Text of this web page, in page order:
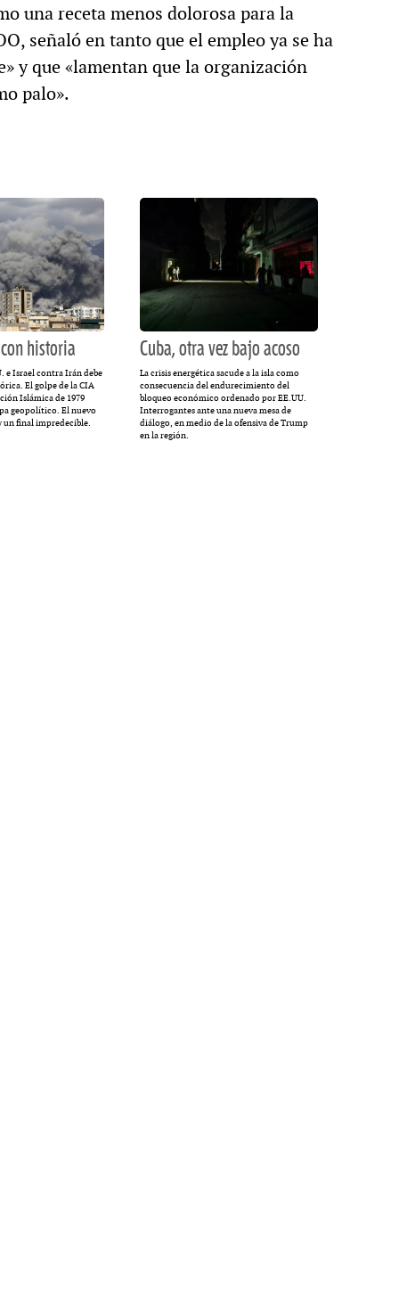
una receta menos dolorosa para la
señaló en tanto que el empleo ya se ha
y que «lamentan que la organización
palo».
historia
e Israel contra Irán debe
El golpe de la CIA
Islámica de 1979
geopolítico. El nuevo
final impredecible.
Cuba, otra vez bajo acoso
La crisis energética sacude a la isla como
consecuencia del endurecimiento del
bloqueo económico ordenado por EE.UU.
Interrogantes ante una nueva mesa de
diálogo, en medio de la ofensiva de Trump
en la región.
Rocambole. Imágenes
paganas